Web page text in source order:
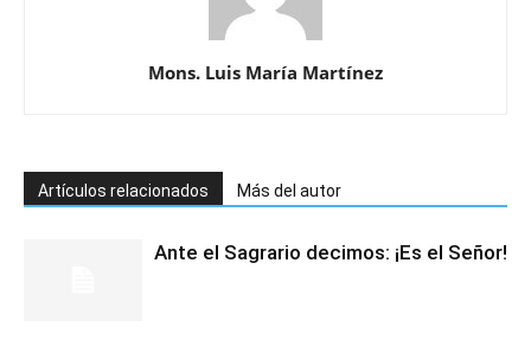
Mons. Luis María Martínez
Artículos relacionados Más del autor
Ante el Sagrario decimos: ¡Es el Señor!